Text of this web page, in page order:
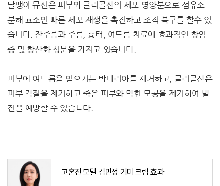
달팽이 뮤신은 피부와 글리콜산의 세포 영양분으로 섬유소
분해 효소인 빠른 세포 재생을 촉진하고 조직 복구를 할수 있
습니다. 잔주름과 주름, 흉터, 여드름 치료에 효과적인 항염
증 및 항산화 성분을 가지고 있습니다.
피부에 여드름을 일으키는 박테리아를 제거하고, 글리콜산은
피부 각질을 제거하고 죽은 피부와 막힌 모공을 제거하여 발
진을 예방할 수 있습니다.
고혼진 모델 김민정 기미 크림 효과